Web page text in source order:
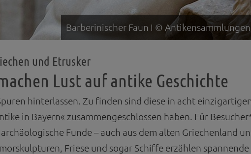
Barberinischer Faun I ©
und Etrusker
Lust auf antike Geschichte
hinterlassen. Zu finden sind diese in acht
in Bayern« zusammengeschlossen haben. Für
Funde – auch aus dem alten Griechenland
Friese und sogar Schiffe erzählen